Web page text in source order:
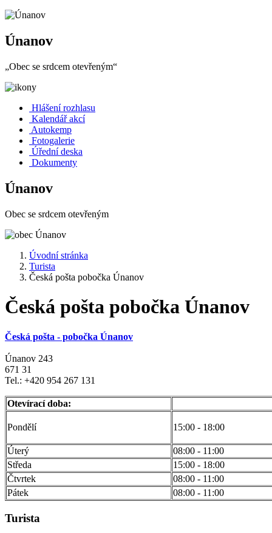
Únanov
„Obec se srdcem otevřeným“
Hlášení rozhlasu
Kalendář akcí
Autokemp
Fotogalerie
Úřední deska
Dokumenty
Únanov
Obec se srdcem otevřeným
Úvodní stránka
Turista
Česká pošta pobočka Únanov
Česká pošta pobočka Únanov
Česká pošta - pobočka Únanov
Únanov 243
671 31
Tel.: +420 954 267 131
Otevírací doba:
Pondělí 15:00 - 18:00
Úterý
08:00 - 11:00
Středa
15:00 - 18:00
Čtvrtek
08:00 - 11:00
Pátek
08:00 - 11:00
Turista